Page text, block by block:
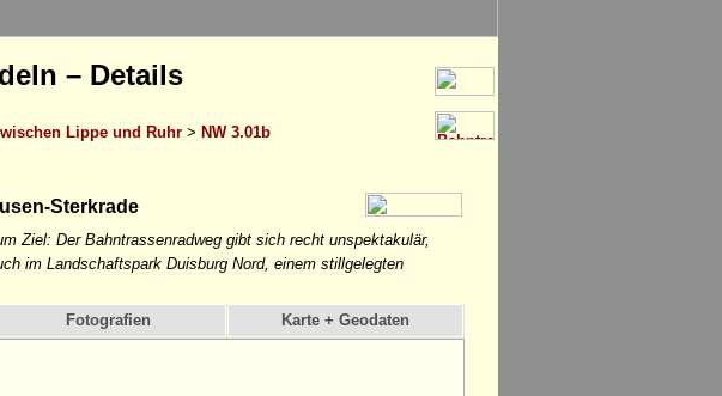
– Details
Lippe und Ruhr > NW 3.01b
Sterkrade
Ziel: Der Bahntrassenradweg gibt sich recht unspektakulär,
im Landschaftspark Duisburg Nord, einem stillgelegten
Fotografien Karte + Geodaten